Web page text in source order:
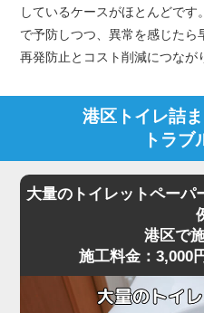
しているケースがほとんどで
で予防しつつ、異常を感じたら
再発防止とコスト削減につなが
港区トイレ詰
トラブ
大量のトイレットペーパ
港区で
施工料金：3,000